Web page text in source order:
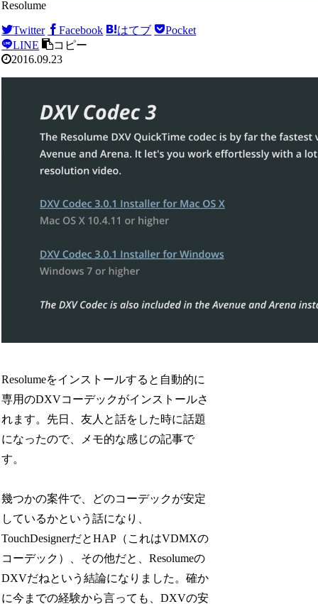
Resolume
Twitter Facebook はてブ
Pocket
LINE
コピー
2016.09.23
Resolumeをインストールすると自動的に
専用のDXVコーデックがインストールさ
れます。先日、友人と話をした時に話題
になったので、メモ的な感じの記事で
す。
幾つかの案件で、どのコーデックが安定
しているかという話になり、
TouchDesignerだとHAP（これはVDMXの
コーデック）、その他だと、Resolumeの
DXVだねという結論になりました。確か
に今までの経験から言っても、DXVの安